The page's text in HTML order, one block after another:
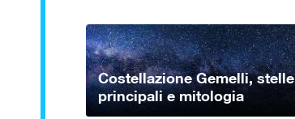
Costellazione Gemelli, stelle
principali e mitologia